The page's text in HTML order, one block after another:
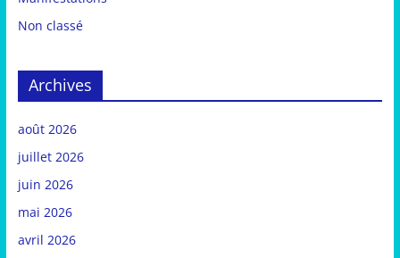
Non classé
Archives
août 2026
juillet 2026
juin 2026
mai 2026
avril 2026